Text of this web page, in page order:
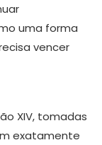
uma forma
vencer
XIV, tomadas
exatamente